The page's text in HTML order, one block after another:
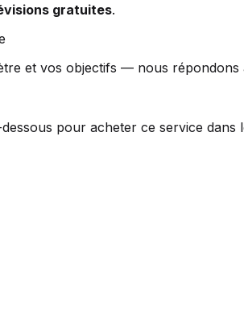
gratuites.
et vos objectifs — nous
pour acheter ce service dans